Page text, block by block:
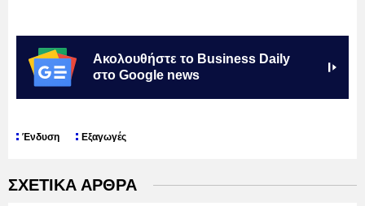
Ακολουθήστε το Business Daily
στο Google news
Ένδυση Εξαγωγές
ΣΧΕΤΙΚΑ ΑΡΘΡΑ